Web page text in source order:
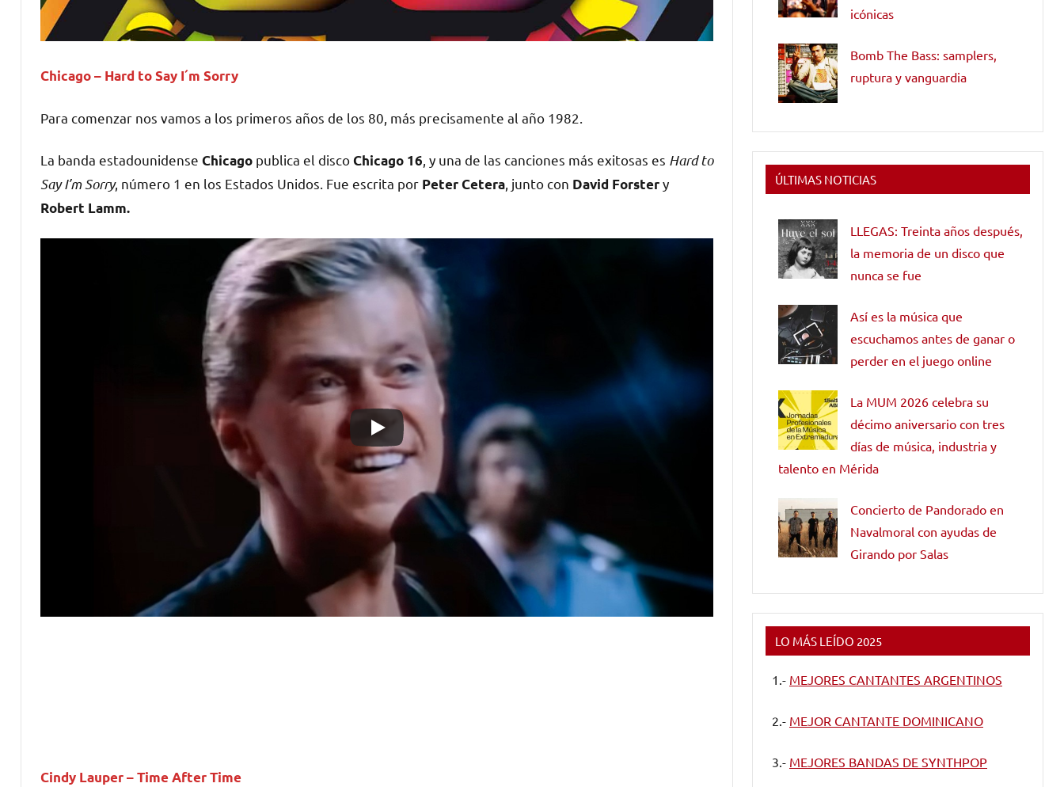
Chicago – Hard to Say I´m Sorry
Para comenzar nos vamos a los primeros años de los 80, más precisamente al año 1982.
La banda estadounidense Chicago publica el discoChicago 16 , y una de las canciones más exitosas es Hard to
Say I’m Sorry, número 1 en los Estados Unidos. Fue escrita por Peter Cetera , junto con David Forstery
Robert Lamm.
Cindy Lauper – Time After Time
icónicas
Bomb The Bass: samplers,
ruptura y vanguardia
ÚLTIMAS NOTICIAS
LLEGAS: Treinta años después,
la memoria de un disco que
nunca se fue
Así es la música que
escuchamos antes de ganar o
perder en el juego online
La MUM 2026 celebra su
décimo aniversario con tres
días de música, industria y
talento en Mérida
Concierto de Pandorado en
Navalmoral con ayudas de
Girando por Salas
LO MÁS LEÍDO 2025
1.- MEJORES CANTANTES ARGENTINOS
2.- MEJOR CANTANTE DOMINICANO
3.- MEJORES BANDAS DE SYNTHPOP